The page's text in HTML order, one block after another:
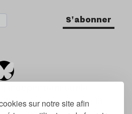
sur notre site afin
S'abonner
indépendant sur la
tendances, dont la